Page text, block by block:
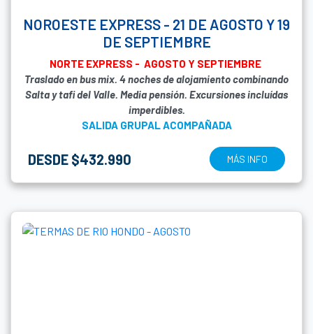
NOROESTE EXPRESS - 21 DE AGOSTO Y 19
DE SEPTIEMBRE
NORTE EXPRESS - AGOSTO Y SEPTIEMBRE
Traslado en bus mix. 4 noches de alojamiento combinando
Salta y tafi del Valle. Media pensión. Excursiones incluídas
imperdibles.
SALIDA GRUPAL ACOMPAÑADA
DESDE $432.990 MÁS INFO